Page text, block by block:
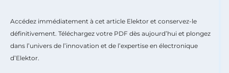
Accédez immédiatement à cet article Elektor et conservez-le
définitivement. Téléchargez votre PDF dès aujourd’hui et plongez
dans l’univers de l’innovation et de l’expertise en électronique
d’Elektor.